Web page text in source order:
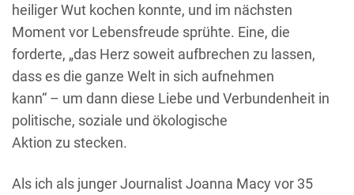
heiliger Wut kochen konnte, und im nächsten
Moment vor Lebensfreude sprühte. Eine, die
forderte, „das Herz soweit aufbrechen zu lassen,
dass es die ganze Welt in sich aufnehmen
kann“ – um dann diese Liebe und Verbundenheit in
politische, soziale und ökologische
Aktion zu stecken.
Als ich als junger Journalist Joanna Macy vor 35